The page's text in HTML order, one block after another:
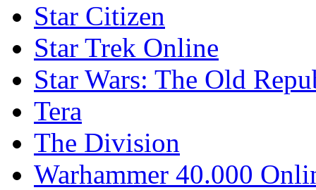
Star Citizen
Star Trek Online
Star Wars: The Old
Tera
The Division
Warhammer 40.000